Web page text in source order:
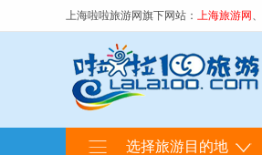
上海啦啦旅游网旗下网站： 上海旅游网 、
选择旅游目的地